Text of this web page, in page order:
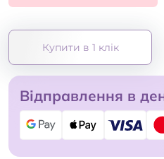
Купити в 1 клік
Відправлення в